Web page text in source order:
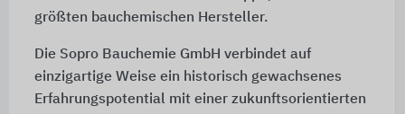
größten bauchemischen Hersteller.
Die Sopro Bauchemie GmbH verbindet auf
einzigartige Weise ein historisch gewachsenes
Erfahrungspotential mit einer zukunftsorientierten